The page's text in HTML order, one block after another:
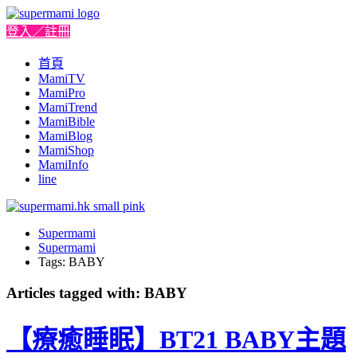
登入／註冊
首頁
MamiTV
MamiPro
MamiTrend
MamiBible
MamiBlog
MamiShop
MamiInfo
line
Supermami
Supermami
Tags: BABY
Articles tagged with: BABY
【療癒睡眠】BT21 BABY主題